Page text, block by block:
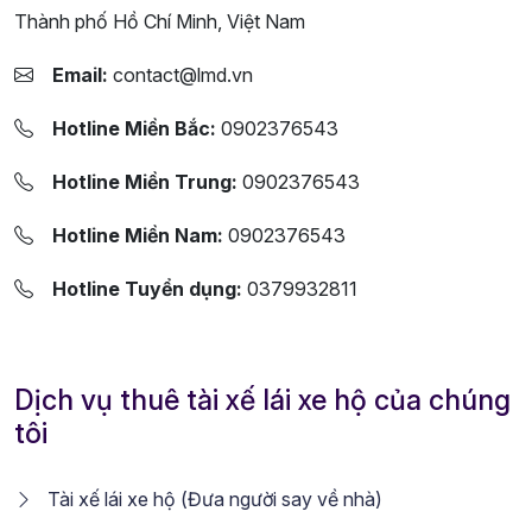
Thành phố Hồ Chí Minh, Việt Nam
Email: contact@lmd.vn
Hotline Miền Bắc: 0902376543
Hotline Miền Trung: 0902376543
Hotline Miền Nam: 0902376543
Hotline Tuyển dụng: 0379932811
Dịch vụ thuê tài xế lái xe hộ của chúng
tôi
Tài xế lái xe hộ (Đưa người say về nhà)